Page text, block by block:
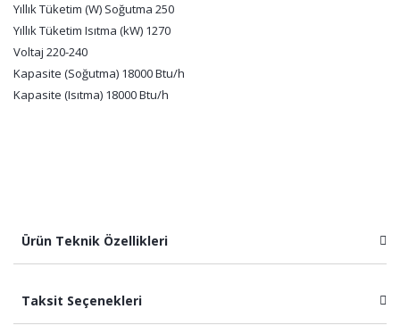
Yıllık Tüketim (W) Soğutma 250
Yıllık Tüketim Isıtma (kW) 1270
Voltaj 220-240
Kapasite (Soğutma) 18000 Btu/h
Kapasite (Isıtma) 18000 Btu/h
Ürün Teknik Özellikleri
Taksit Seçenekleri